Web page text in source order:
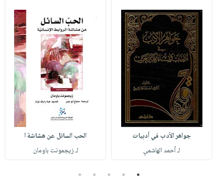
المطبخ
كتب
اكسسوارات
منزلية
اكسسوارات
ملابس
مطرزات
حقائب
حلي
عناية
بالذات
صابون
كل
الاشتراكات
صندوق
القراءة
iKitab
حدود
بحث
متقدم
عن
الشركة
سياسة
الشركة
فيديوهات
حسابك
لائحة
الأمنيات
عربة
جواهر الأدب في أدبيات
لـ أحمد الهاشمي
الحب السائل عن هشاشة ا
لـ زيجمونت باومان
1
2
3
4
5